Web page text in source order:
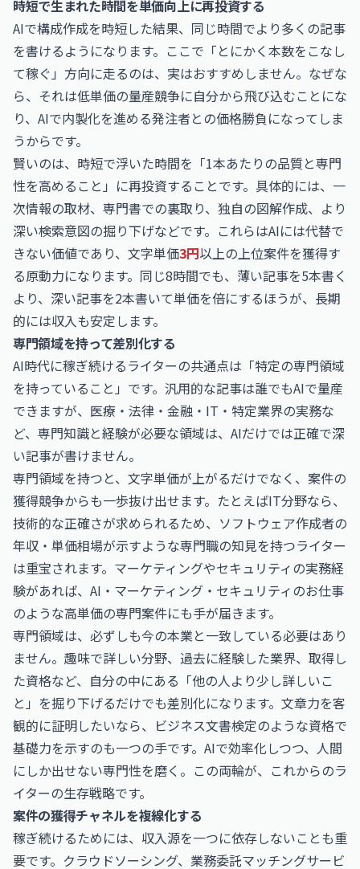
時短で生まれた時間を単価向上に再投資する
AIで構成作成を時短した結果、同じ時間でより多くの記事
を書けるようになります。ここで「とにかく本数をこなし
て稼ぐ」方向に走るのは、実はおすすめしません。なぜな
ら、それは低単価の量産競争に自分から飛び込むことにな
り、AIで内製化を進める発注者との価格勝負になってしま
うからです。
賢いのは、時短で浮いた時間を「1本あたりの品質と専門
性を高めること」に再投資することです。具体的には、一
次情報の取材、専門書での裏取り、独自の図解作成、より
深い検索意図の掘り下げなどです。これらはAIには代替で
きない価値であり、文字単価3円以上の上位案件を獲得す
る原動力になります。同じ8時間でも、薄い記事を5本書く
より、深い記事を2本書いて単価を倍にするほうが、長期
的には収入も安定します。
専門領域を持って差別化する
AI時代に稼ぎ続けるライターの共通点は「特定の専門領域
を持っていること」です。汎用的な記事は誰でもAIで量産
できますが、医療・法律・金融・IT・特定業界の実務な
ど、専門知識と経験が必要な領域は、AIだけでは正確で深
い記事が書けません。
専門領域を持つと、文字単価が上がるだけでなく、案件の
獲得競争からも一歩抜け出せます。たとえばIT分野なら、
技術的な正確さが求められるため、 ソフトウェア作成者の
年収・単価相場が示すような専門職の知見を持つライター
は重宝されます。マーケティングやセキュリティの実務経
験があれば、 AI・マーケティング・セキュリティのお仕事
のような高単価の専門案件にも手が届きます。
専門領域は、必ずしも今の本業と一致している必要はあり
ません。趣味で詳しい分野、過去に経験した業界、取得し
た資格など、自分の中にある「他の人より少し詳しいこ
と」を掘り下げるだけでも差別化になります。文章力を客
観的に証明したいなら、 ビジネス文書検定のような資格で
基礎力を示すのも一つの手です。AIで効率化しつつ、人間
にしか出せない専門性を磨く。この両輪が、これからのラ
イターの生存戦略です。
案件の獲得チャネルを複線化する
稼ぎ続けるためには、収入源を一つに依存しないことも重
要です。クラウドソーシング、業務委託マッチングサービ